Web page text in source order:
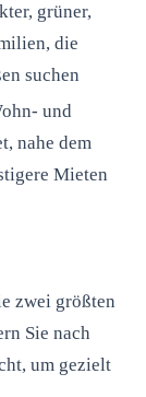
grüner,
die
suchen
und
nahe dem
Mieten
zwei größten
Sie nach
um gezielt